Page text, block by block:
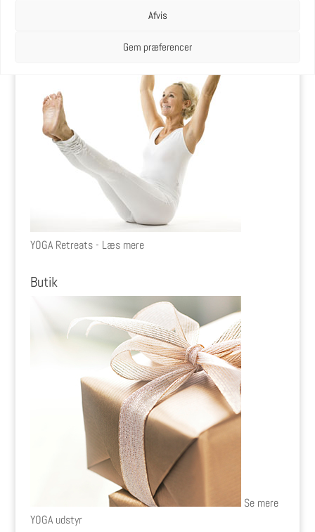
Afvis
Gem præferencer
YOGA Retreats - Læs mere
Butik
Se mere
YOGA udstyr